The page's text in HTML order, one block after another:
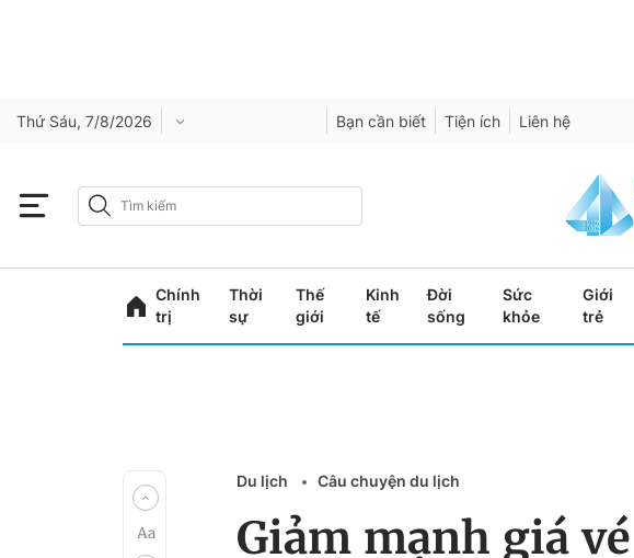
Thứ Sáu, 7/8/2026 Bạn cần biết Tiện ích Liên hệ
Chính
trị
Thời
sự
Thế
giới
Kinh
tế
Đời
sống
Sức
khỏe
Giới
trẻ
Du lịch Câu chuyện du lịch
Giảm mạnh giá